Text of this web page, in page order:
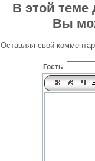
В этой теме
Вы
Оставляя свой
Гость_